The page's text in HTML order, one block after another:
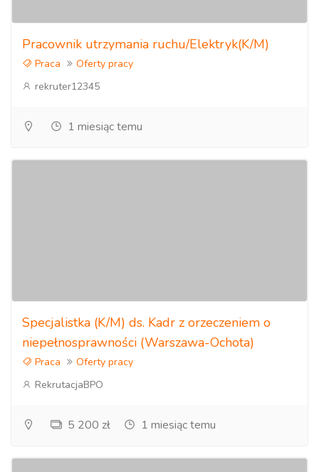
Pracownik utrzymania ruchu/Elektryk(K/M)
Praca
Oferty pracy
rekruter12345
1 miesiąc temu
Specjalistka (K/M) ds. Kadr z orzeczeniem o
niepełnosprawności (Warszawa-Ochota)
Praca
Oferty pracy
RekrutacjaBPO
5 200 zł 1 miesiąc temu